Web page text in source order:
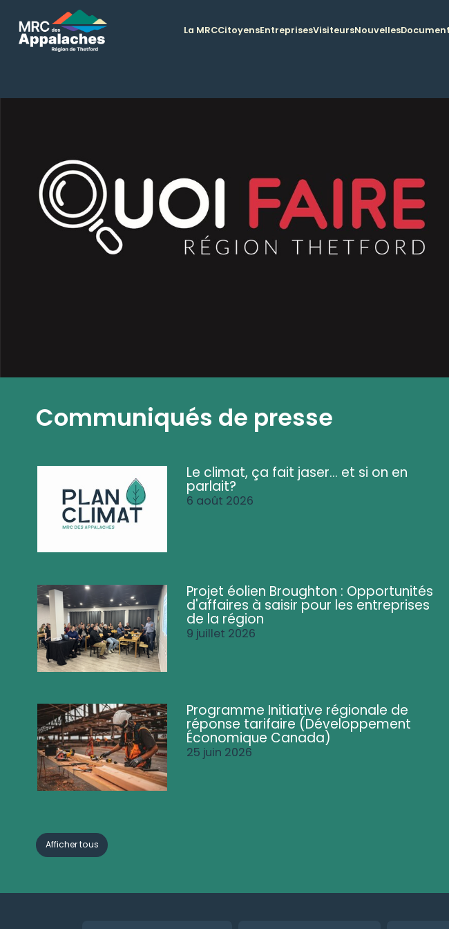
La MRCCitoyensEntreprisesVisiteursNouvelles
Communiqués de presse
Le climat, ça fait jaser... et si on en
parlait?
6 août 2026
Projet éolien Broughton : Opportunités
d'affaires à saisir pour les entreprises
de la région
9 juillet 2026
Programme Initiative régionale de
réponse tarifaire (Développement
Économique Canada)
25 juin 2026
Afficher tous